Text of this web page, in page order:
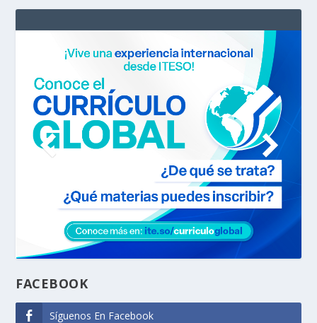
FACEBOOK
Síguenos En Facebook